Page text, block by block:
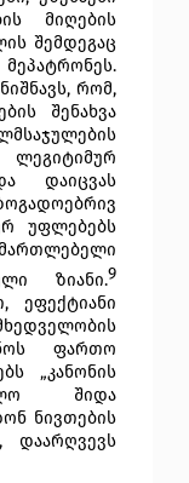
მიღების
შემდეგაც
რომ,
შენახვა
ლეგიტიმურ
დაიცვას
უფლებებს
ზიანი.9
ეფექტიანი
ფართო
„კანონის
შიდა
ნივთების
დაარღვევს